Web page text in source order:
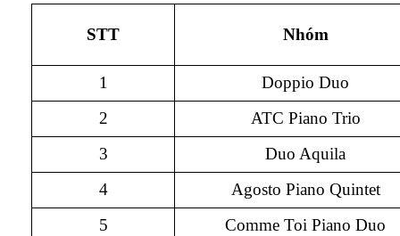
STT Nhóm
1
Doppio Duo
2
ATC Piano Trio
3
Duo Aquila
4
Agosto Piano Quintet
5
Comme Toi Piano Duo